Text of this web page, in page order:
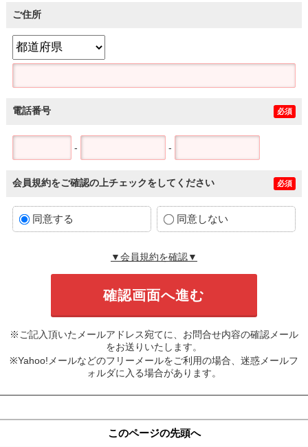
ご住所
電話番号 必須
- -
会員規約をご確認の上チェックをしてください 必須
同意する 同意しない
▼会員規約を確認▼
※ご記入頂いたメールアドレス宛てに、お問合せ内容の確認メール
をお送りいたします。
※Yahoo!メールなどのフリーメールをご利用の場合、迷惑メールフ
ォルダに入る場合があります。
このページの先頭へ